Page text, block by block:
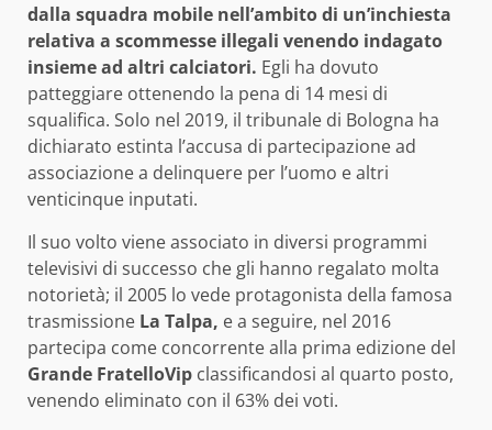
dalla squadra mobile nell’ambito di un’inchiesta
relativa a scommesse illegali venendo indagato
insieme ad altri calciatori. Egli ha dovuto
patteggiare ottenendo la pena di 14 mesi di
squalifica. Solo nel 2019, il tribunale di Bologna ha
dichiarato estinta l’accusa di partecipazione ad
associazione a delinquere per l’uomo e altri
venticinque inputati.
Il suo volto viene associato in diversi programmi
televisivi di successo che gli hanno regalato molta
notorietà; il 2005 lo vede protagonista della famosa
trasmissione La Talpa, e a seguire, nel 2016
partecipa come concorrente alla prima edizione del
Grande FratelloVip classificandosi al quarto posto,
venendo eliminato con il 63% dei voti.